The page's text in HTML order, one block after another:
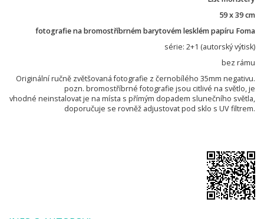
59 x 39 cm
fotografie na bromostříbrném barytovém lesklém papíru Foma
série: 2+1 (autorský výtisk)
bez rámu
Originální ručně zvětšovaná fotografie z černobílého 35mm negativu.
pozn. bromostříbrné fotografie jsou citlivé na světlo, je
vhodné neinstalovat je na místa s přímým dopadem slunečního světla,
doporučuje se rovněž adjustovat pod sklo s UV filtrem.